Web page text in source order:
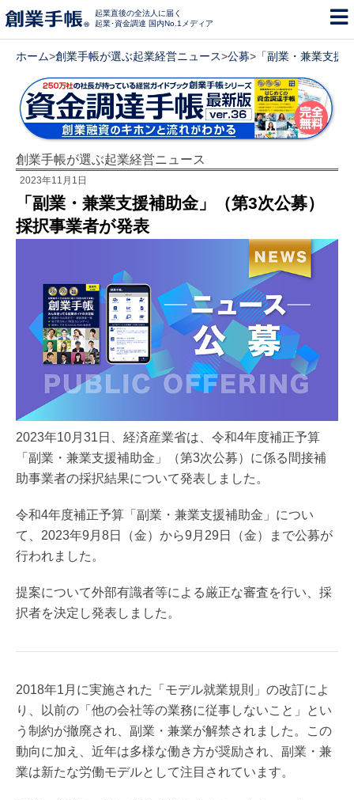
起業直後の全法人に届く
起業･資金調達 国内No.1メディア
ホーム>創業手帳が選ぶ起業経営ニュース>公募> 「副業・兼業支援
創業手帳が選ぶ起業経営ニュース
2023年11月1日
「副業・兼業支援補助金」（第3次公募）
採択事業者が発表
2023年10月31日、経済産業省は、令和4年度補正予算
「副業・兼業支援補助金」（第3次公募）に係る間接補
助事業者の採択結果について発表しました。
令和4年度補正予算「副業・兼業支援補助金」につい
て、2023年9月8日（金）から9月29日（金）まで公募が
行われました。
提案について外部有識者等による厳正な審査を行い、採
択者を決定し発表しました。
2018年1月に実施された「モデル就業規則」の改訂によ
り、以前の「他の会社等の業務に従事しないこと」とい
う制約が撤廃され、副業・兼業が解禁されました。この
動向に加え、近年は多様な働き方が奨励され、副業・兼
業は新たな労働モデルとして注目されています。